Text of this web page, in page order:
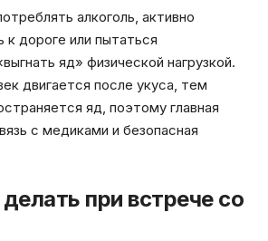
алкоголь, активно
к дороге или пытаться
яд» физической нагрузкой.
двигается после укуса, тем
яд, поэтому главная
с медиками и безопасная
при встрече со